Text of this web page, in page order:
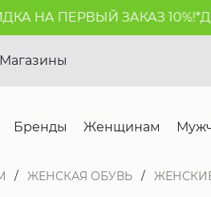
НА ПЕРВЫЙ ЗАКАЗ 10%!*
Магазины
Бренды Женщинам
ЖЕНСКАЯ ОБУВЬ